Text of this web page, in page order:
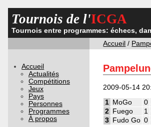
Tournois de l'ICGA
Tournois entre programmes: échecs,
Accueil /
Accueil
Actualités
Compétitions
Jeux
Pays
Personnes
Programmes
À propos
2009-05-14
1 MoGo 0
2 Fuego 1
3 Fudo Go 0